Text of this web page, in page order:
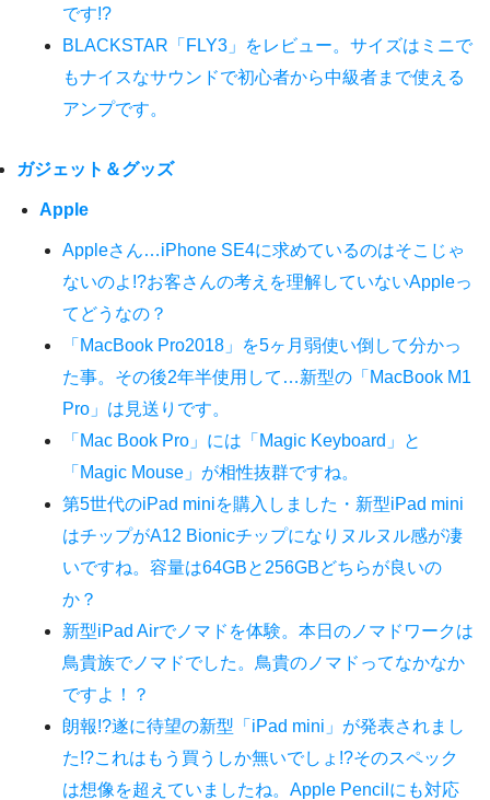
です!?
BLACKSTAR「FLY3」をレビュー。サイズはミニで
もナイスなサウンドで初心者から中級者まで使える
アンプです。
ガジェット＆グッズ
Apple
Appleさん…iPhone SE4に求めているのはそこじゃ
ないのよ!?お客さんの考えを理解していないAppleっ
てどうなの？
「MacBook Pro2018」を5ヶ月弱使い倒して分かっ
た事。その後2年半使用して…新型の「MacBook M1
Pro」は見送りです。
「Mac Book Pro」には「Magic Keyboard」と
「Magic Mouse」が相性抜群ですね。
第5世代のiPad miniを購入しました・新型iPad mini
はチップがA12 Bionicチップになりヌルヌル感が凄
いですね。容量は64GBと256GBどちらが良いの
か？
新型iPad Airでノマドを体験。本日のノマドワークは
鳥貴族でノマドでした。鳥貴のノマドってなかなか
ですよ！？
朗報!?遂に待望の新型「iPad mini」が発表されまし
た!?これはもう買うしか無いでしょ!?そのスペック
は想像を超えていましたね。Apple Pencilにも対応